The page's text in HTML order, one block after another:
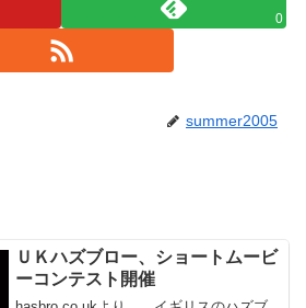
0
summer2005
ＵＫハズブロー、ショートムービ
ーコンテスト開催